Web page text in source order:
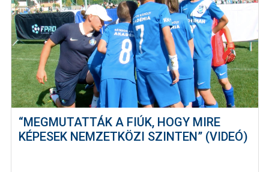
“MEGMUTATTÁK A FIÚK, HOGY MIRE
KÉPESEK NEMZETKÖZI SZINTEN” (VIDEÓ)